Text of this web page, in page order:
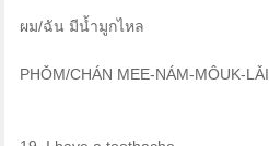
ผม/ฉัน มีน้ำมูกไหล
PHǑM/CHÁN MEE-NÁM-MÔUK-LǍI